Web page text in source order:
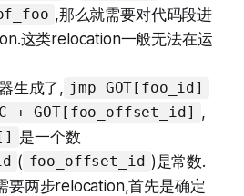
,那么就需要对代码段进
这类relocation一般无法在运
生成了, jmp GOT[foo_id]
+ GOT[foo_offset_id]
,
是一个数
( foo_offset_id )是常数.
要两步relocation,首先是确定